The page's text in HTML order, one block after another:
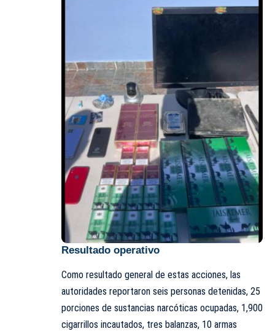
Resultado operativo
Como resultado general de estas acciones, las
autoridades reportaron seis personas detenidas, 25
porciones de sustancias narcóticas ocupadas, 1,900
cigarrillos incautados, tres balanzas, 10 armas